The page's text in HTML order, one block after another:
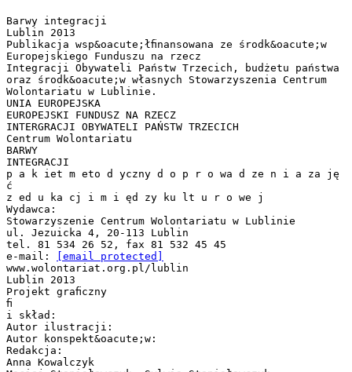
Barwy integracji
Lublin 2013
Publikacja wsp&oacute;łﬁnansowana ze środk&oacute;w
Europejskiego Funduszu na rzecz
Integracji Obywateli Państw Trzecich, budżetu państwa
oraz środk&oacute;w własnych Stowarzyszenia Centrum
Wolontariatu w Lublinie.
UNIA EUROPEJSKA
EUROPEJSKI FUNDUSZ NA RZECZ
INTERGRACJI OBYWATELI PAŃSTW TRZECICH
Centrum Wolontariatu
BARWY
INTEGRACJI
p a k iet m eto d yczny d o p r o wa d ze n i a za ję
ć
z ed u ka cj i m i ęd zy ku lt u r o we j
Wydawca:
Stowarzyszenie Centrum Wolontariatu w Lublinie
ul. Jezuicka 4, 20-113 Lublin
tel. 81 534 26 52, fax 81 532 45 45
e-mail:
[email protected]